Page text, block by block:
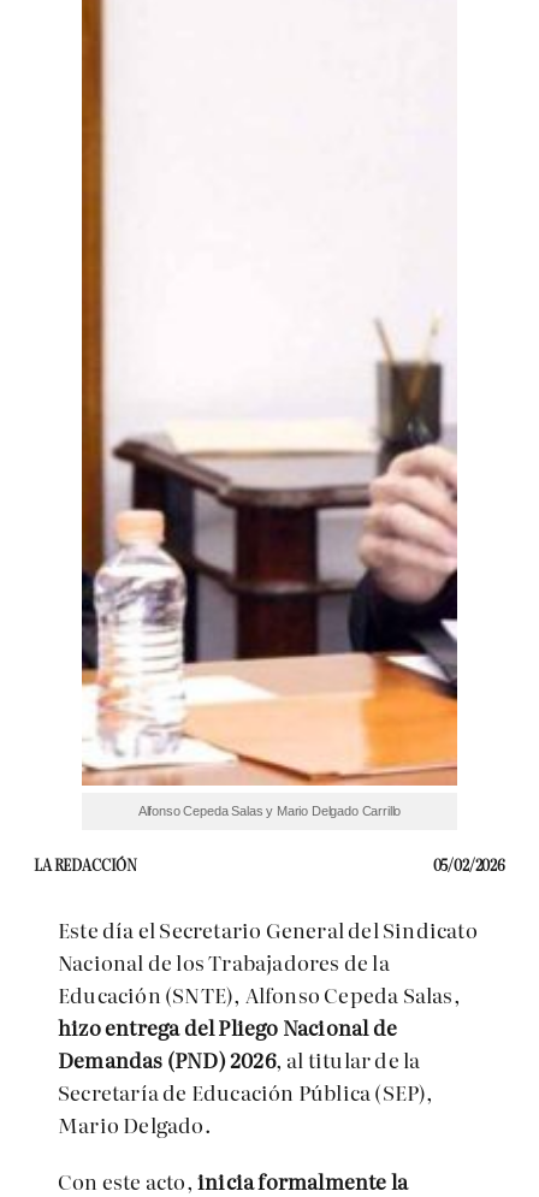
Alfonso Cepeda Salas y Mario Delgado Carrillo
LA REDACCIÓN 05/02/2026
Este día el Secretario General del Sindicato
Nacional de los Trabajadores de la
Educación (SNTE), Alfonso Cepeda Salas,
hizo entrega del Pliego Nacional de
Demandas (PND) 2026, al titular de la
Secretaría de Educación Pública (SEP),
Mario Delgado.
Con este acto, inicia formalmente la